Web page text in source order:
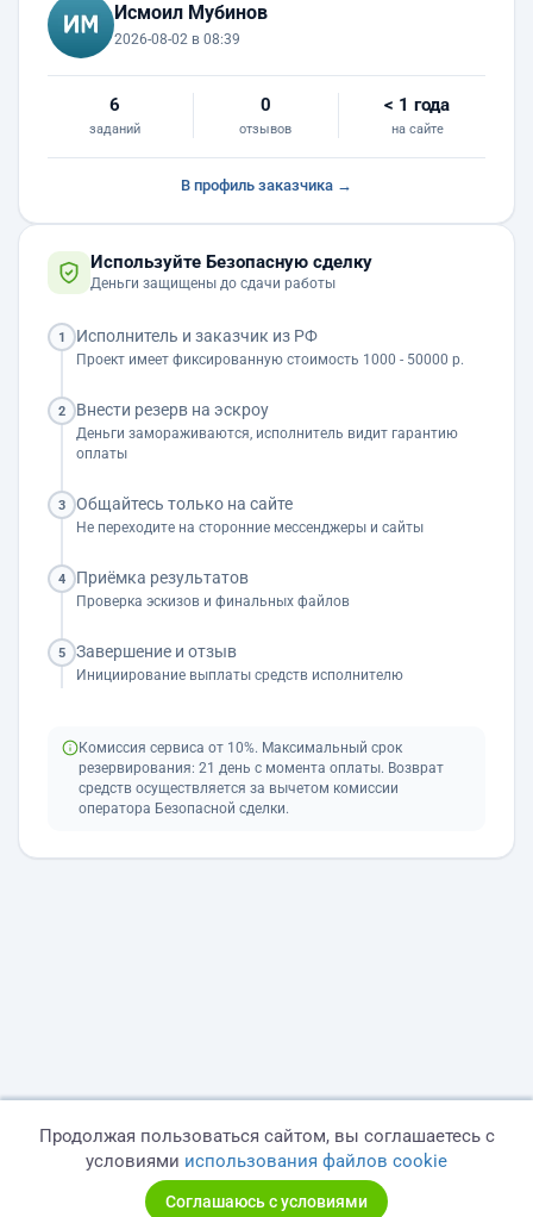
Исмоил Мубинов
2026-08-02 в 08:39
6
заданий
0
отзывов
< 1 года
на сайте
В профиль заказчика →
Используйте Безопасную сделку
Деньги защищены до сдачи работы
1 Исполнитель и заказчик из РФ
Проект имеет фиксированную стоимость 1000 - 50000 р.
2 Внести резерв на эскроу
Деньги замораживаются, исполнитель видит гарантию
оплаты
3 Общайтесь только на сайте
Не переходите на сторонние мессенджеры и сайты
4 Приёмка результатов
Проверка эскизов и финальных файлов
5 Завершение и отзыв
Инициирование выплаты средств исполнителю
Комиссия сервиса от 10%. Максимальный срок
резервирования: 21 день с момента оплаты. Возврат
средств осуществляется за вычетом комиссии
оператора Безопасной сделки.
Продолжая пользоваться сайтом, вы соглашаетесь с
условиями использования файлов cookie
Соглашаюсь с условиями